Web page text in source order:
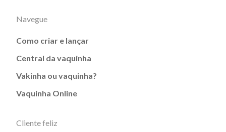
Navegue
Como criar e lançar
Central da vaquinha
Vakinha ou vaquinha?
Vaquinha Online
Cliente feliz